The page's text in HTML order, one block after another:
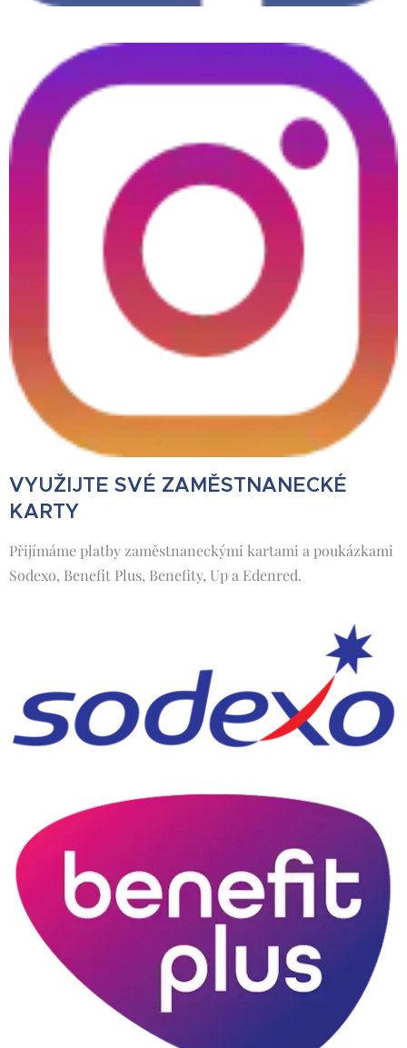
VYUŽIJTE SVÉ ZAMĚSTNANECKÉ
KARTY
Přijímáme platby zaměstnaneckými kartami a poukázkami
Sodexo, Benefit Plus, Benefity, Up a Edenred.